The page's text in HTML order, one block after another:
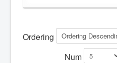
Ordering
Num